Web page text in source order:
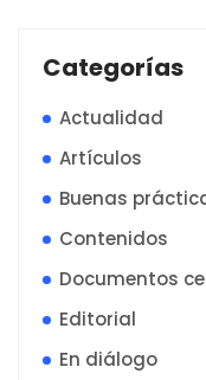
Categorías
Actualidad
Artículos
Buenas
Contenidos
Documentos
Editorial
En diálogo